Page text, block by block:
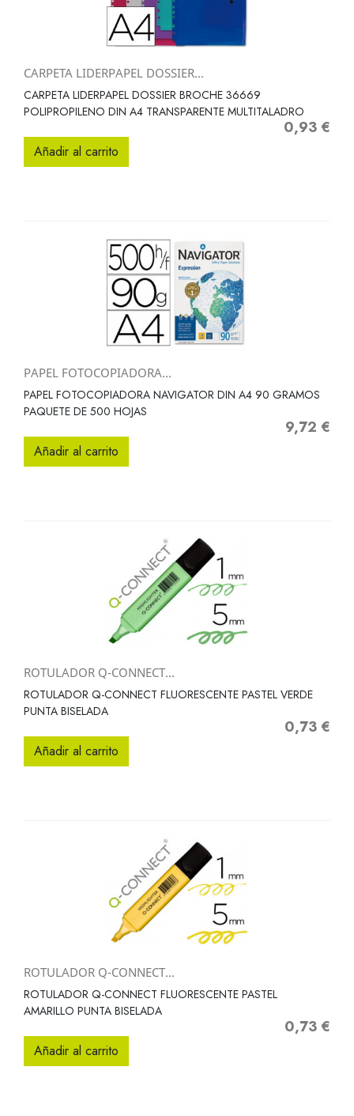
CARPETA LIDERPAPEL DOSSIER...
CARPETA LIDERPAPEL DOSSIER BROCHE 36669
POLIPROPILENO DIN A4 TRANSPARENTE MULTITALADRO
Precio
0,93 €
Añadir al carrito
PAPEL FOTOCOPIADORA...
PAPEL FOTOCOPIADORA NAVIGATOR DIN A4 90 GRAMOS
PAQUETE DE 500 HOJAS
Precio
9,72 €
Añadir al carrito
ROTULADOR Q-CONNECT...
ROTULADOR Q-CONNECT FLUORESCENTE PASTEL VERDE
PUNTA BISELADA
Precio
0,73 €
Añadir al carrito
ROTULADOR Q-CONNECT...
ROTULADOR Q-CONNECT FLUORESCENTE PASTEL
AMARILLO PUNTA BISELADA
Precio
0,73 €
Añadir al carrito